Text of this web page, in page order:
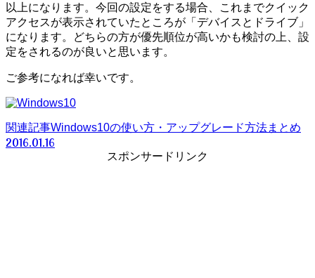
以上になります。今回の設定をする場合、これまでクイック
アクセスが表示されていたところが「デバイスとドライブ」
になります。どちらの方が優先順位が高いかも検討の上、設
定をされるのが良いと思います。
ご参考になれば幸いです。
関連記事Windows10の使い方・アップグレード方法まとめ
2016.01.16
スポンサードリンク